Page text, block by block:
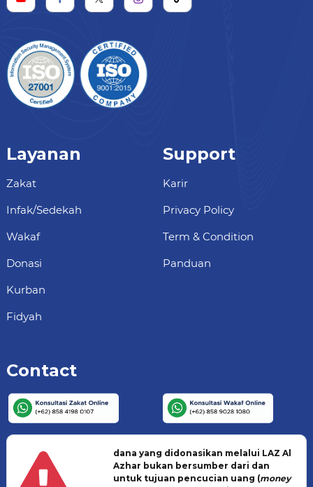
Layanan
Zakat
Infak/Sedekah
Wakaf
Donasi
Kurban
Fidyah
Support
Karir
Privacy Policy
Term & Condition
Panduan
Contact
dana yang didonasikan melalui LAZ Al
Azhar bukan bersumber dari dan
untuk tujuan pencucian uang (money